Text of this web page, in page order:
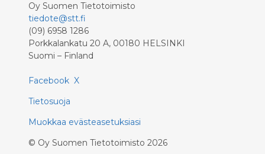
Oy Suomen Tietotoimisto
tiedote@stt.fi
(09) 6958 1286
Porkkalankatu 20 A, 00180 HELSINKI
Suomi – Finland
Facebook X
Tietosuoja
Muokkaa evästeasetuksiasi
© Oy Suomen Tietotoimisto 2026